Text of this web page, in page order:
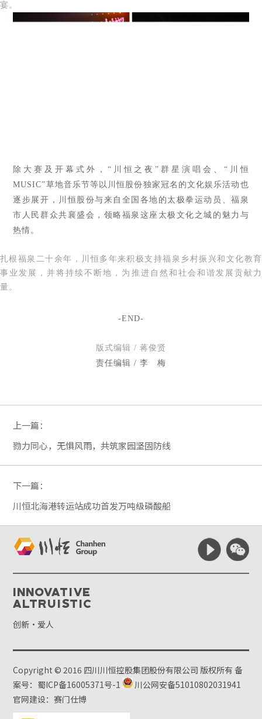
宴。
除大赛及开幕式外，“川恒之夜”群星演唱会、“川恒
MUSIC”草地音乐节等以川恒股份独家冠名的文化娱乐活动也
逐步展开，川恒股份与来自全国各地的太极拳运动员、福泉
市人民群众共襄盛会，领略福泉这座太极文化之城的魅力与
热情。
扎根福泉二十余年，川恒多年来积极支持福泉乡村振兴和文化教育
事业发展，并将持续不断地，为推进自然和社会和谐发展贡献力
量。
-END-
版式编辑 / 蒋俊贤
责任编辑 / 李 梅
上一篇：
勠力同心，无惧风雨，共筑家园坚固防线
下一篇：
川恒北海港转运站成功首发万吨级磷酸船
Innovative
Altruistic
创新·爱人
Copyright © 2016 四川川恒控股集团股份有限公司 版权所有备
案号：蜀ICP备16005371号-1
川公网安备51010802031941
官网建设：赛门仕博